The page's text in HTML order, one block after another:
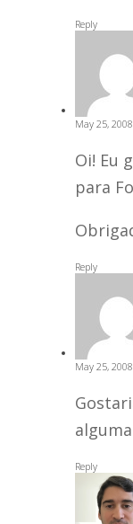
Reply
May 25,
Oi! Eu
para
Reply
May 25,
Reply